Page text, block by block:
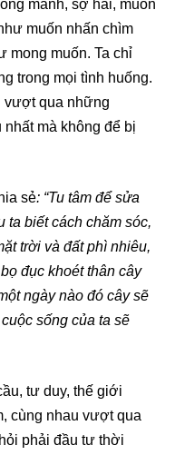
manh, sợ hãi, muốn
muốn nhấn chìm
mong muốn. Ta chỉ
trong mọi tình huống.
vượt qua những
nhất mà không để bị
sẻ: “Tu tâm để sửa
ta biết cách chăm sóc,
trời và đất phì nhiêu,
đục khoét thân cây
ngày nào đó cây sẽ
sống của ta sẽ
tư duy, thế giới
cùng nhau vượt qua
phải đầu tư thời